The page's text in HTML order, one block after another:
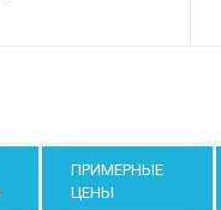
ПРИМЕРНЫЕ
ЦЕНЫ